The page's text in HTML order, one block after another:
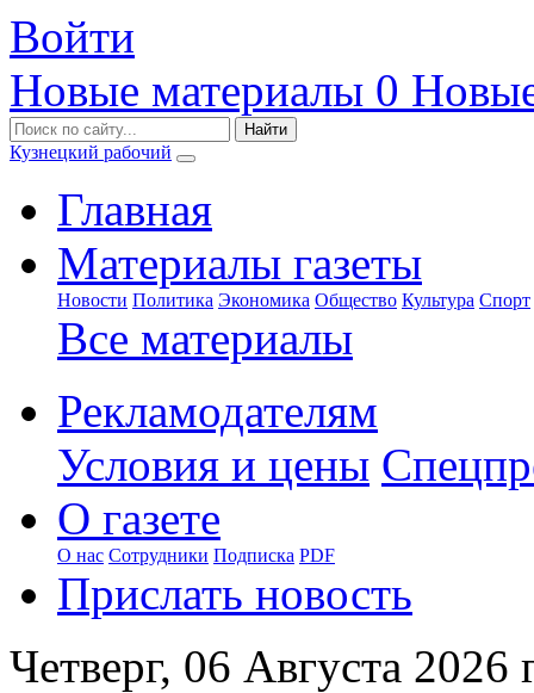
Войти
Новые материалы 0
Кузнецкий рабочий
Главная
Материалы газеты
Новости Политика Экономика Общество Культура Спорт
Все материалы
Рекламодателям
Условия и цены
О газете
О нас Сотрудники Подписка PDF
Прислать новость
Четверг, 06 Августа 2026